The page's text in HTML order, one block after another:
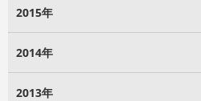
2015年
2014年
2013年